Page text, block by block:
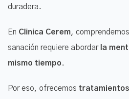
duradera.
En Clinica Cerem,
sanación requiere abordar la
mismo tiempo.
Por eso, ofrecemos